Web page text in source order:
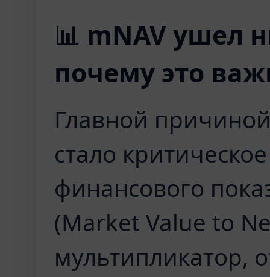
📊 mNAV ушел
почему это
Главной
стало
финансового
(Market Value to
мультипликатор,